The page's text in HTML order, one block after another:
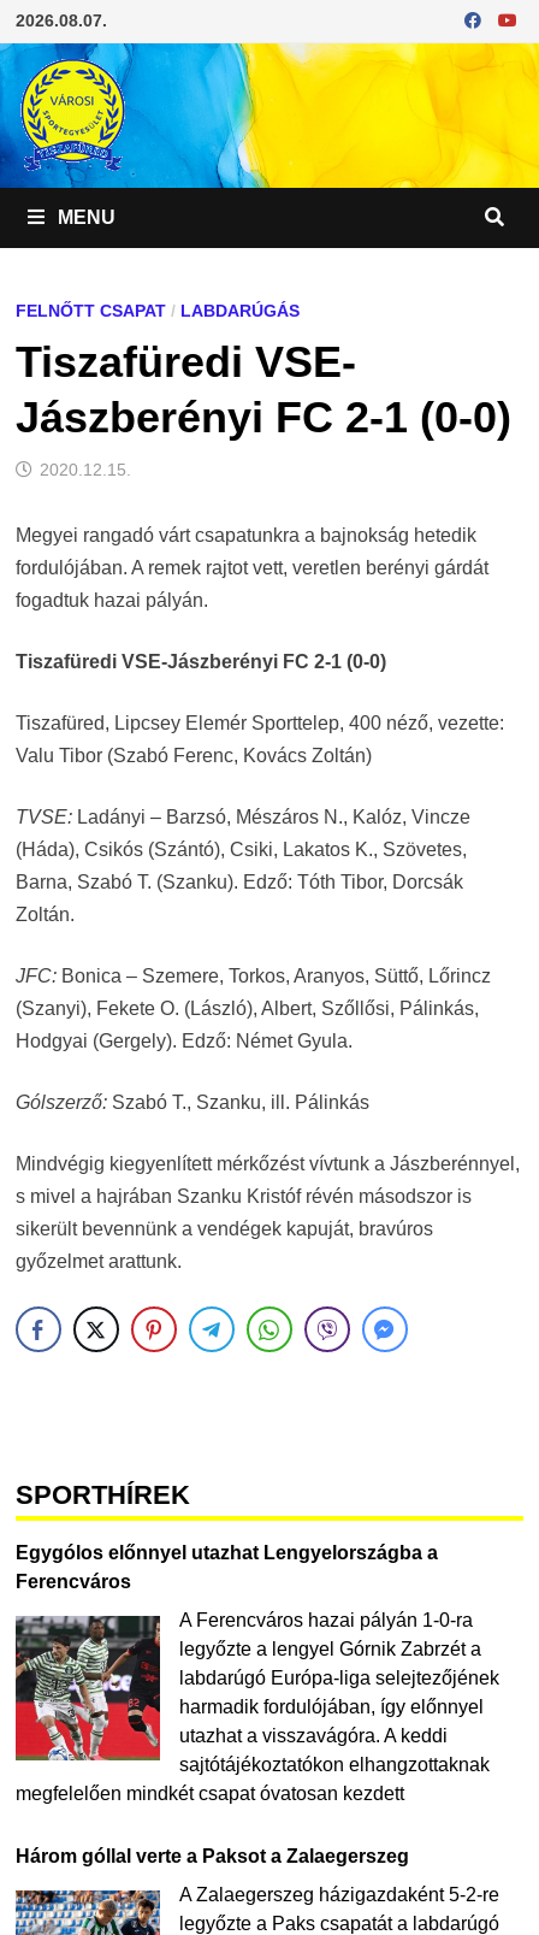
Skip
to
content
2026.08.07.
MENU
FELNŐTT CSAPAT/ LABDARÚGÁS
Tiszafüredi VSE-
Jászberényi FC 2-1 (0-0)
2020.12.15.
Megyei rangadó várt csapatunkra a bajnokság hetedik
fordulójában. A remek rajtot vett, veretlen berényi gárdát
fogadtuk hazai pályán.
Tiszafüredi VSE-Jászberényi FC 2-1 (0-0)
Tiszafüred, Lipcsey Elemér Sporttelep, 400 néző, vezette:
Valu Tibor (Szabó Ferenc, Kovács Zoltán)
TVSE: Ladányi – Barzsó, Mészáros N., Kalóz, Vincze
(Háda), Csikós (Szántó), Csiki, Lakatos K., Szövetes,
Barna, Szabó T. (Szanku). Edző: Tóth Tibor, Dorcsák
Zoltán.
JFC:Bonica – Szemere, Torkos, Aranyos, Süttő, Lőrincz
(Szanyi), Fekete O. (László), Albert, Szőllősi, Pálinkás,
Hodgyai (Gergely). Edző: Német Gyula.
Gólszerző: Szabó T., Szanku, ill. Pálinkás
Mindvégig kiegyenlített mérkőzést vívtunk a Jászberénnyel,
s mivel a hajrában Szanku Kristóf révén másodszor is
sikerült bevennünk a vendégek kapuját, bravúros
győzelmet arattunk.
SPORTHÍREK
Egygólos előnnyel utazhat Lengyelországba a
Ferencváros
A Ferencváros hazai pályán 1-0-ra
legyőzte a lengyel Górnik Zabrzét a
labdarúgó Európa-liga selejtezőjének
harmadik fordulójában, így előnnyel
utazhat a visszavágóra. A keddi
sajtótájékoztatókon elhangzottaknak
megfelelően mindkét csapat óvatosan kezdett
Három góllal verte a Paksot a Zalaegerszeg
A Zalaegerszeg házigazdaként 5-2-re
legyőzte a Paks csapatát a labdarúgó